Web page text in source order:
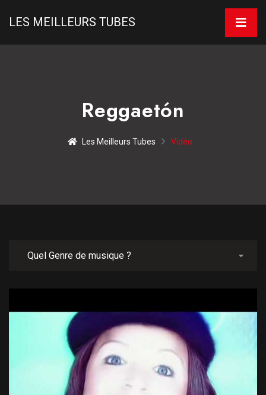
LES MEILLEURS TUBES
Reggaetón
Les Meilleurs Tubes Vidéo